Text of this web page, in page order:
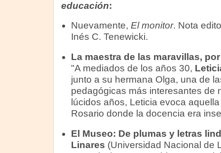
educación:
Nuevamente, El monitor. Nota
Inés C. Tenewicki.
La maestra de las maravillas,
"A mediados de los años 30,
junto a su hermana Olga, una de
pedagógicas más interesantes de
lúcidos años, Leticia evoca
Rosario donde la docencia era
El Museo: De plumas y letras
Linares (Universidad Nacional de